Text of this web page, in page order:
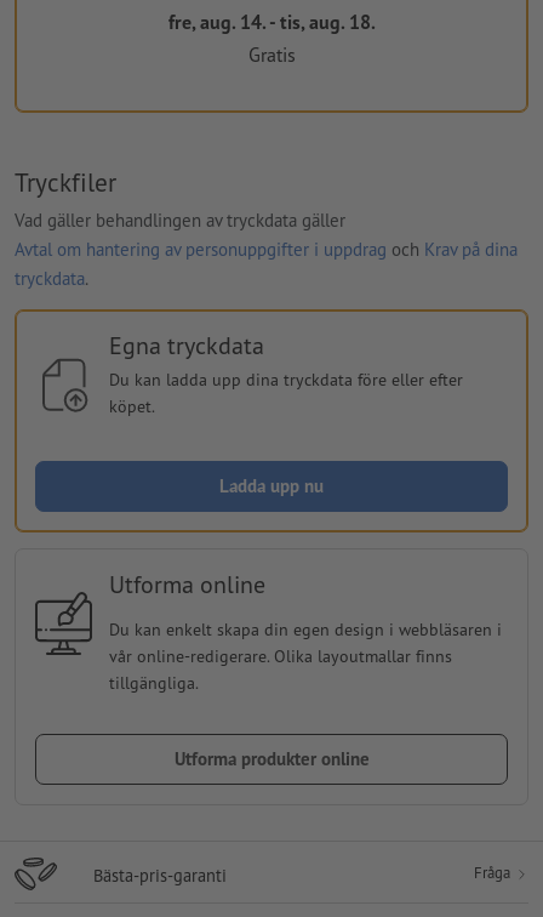
fre, aug. 14. - tis, aug. 18.
Gratis
Tryckfiler
Vad gäller behandlingen av tryckdata gäller
Avtal om hantering av personuppgifter i uppdrag och Krav på dina
tryckdata.
Egna tryckdata
Du kan ladda upp dina tryckdata före eller efter
köpet.
Ladda upp nu
Utforma online
Du kan enkelt skapa din egen design i webbläsaren i
vår online-redigerare. Olika layoutmallar finns
tillgängliga.
Utforma produkter online
Bästa-pris-garanti Fråga